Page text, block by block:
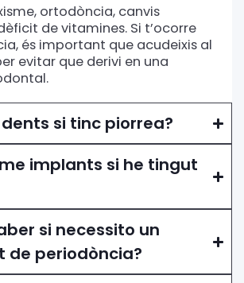
ortodòncia, canvis
de vitamines. Si t’ocorre
és important que acudeixis al
evitar que derivi en una
si tinc piorrea?
implants si he tingut
si necessito un
periodòncia?